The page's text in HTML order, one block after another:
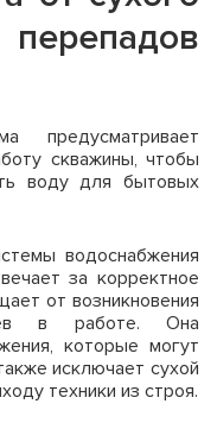
предусматривает
скважины, чтобы
воду для бытовых
водоснабжения
за корректное
от возникновения
в работе. Она
которые могут
исключает сухой
техники из строя.